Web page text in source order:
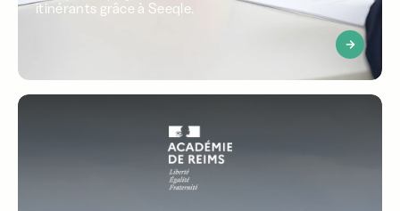
itinérants grâce à Seeqle.